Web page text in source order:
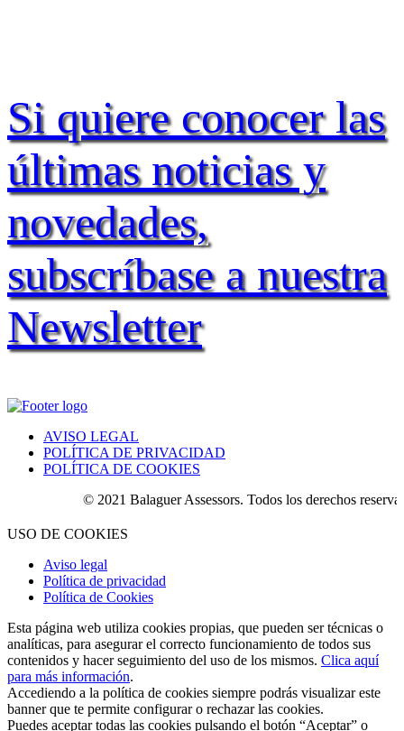
Si quiere conocer las
últimas noticias y
novedades,
subscríbase a nuestra
Newsletter
AVISO LEGAL
POLÍTICA DE PRIVACIDAD
POLÍTICA DE COOKIES
© 2021 Balaguer Assessors. Todos los derechos
USO DE COOKIES
Aviso legal
Política de privacidad
Política de Cookies
Esta página web utiliza cookies propias, que pueden ser técnicas o
analíticas, para asegurar el correcto funcionamiento de todos sus
contenidos y hacer seguimiento del uso de los mismos. Clica aquí
para más información.
Accediendo a la política de cookies siempre podrás visualizar este
banner que te permite configurar o rechazar las cookies.
Puedes aceptar todas las cookies pulsando el botón “Aceptar” o